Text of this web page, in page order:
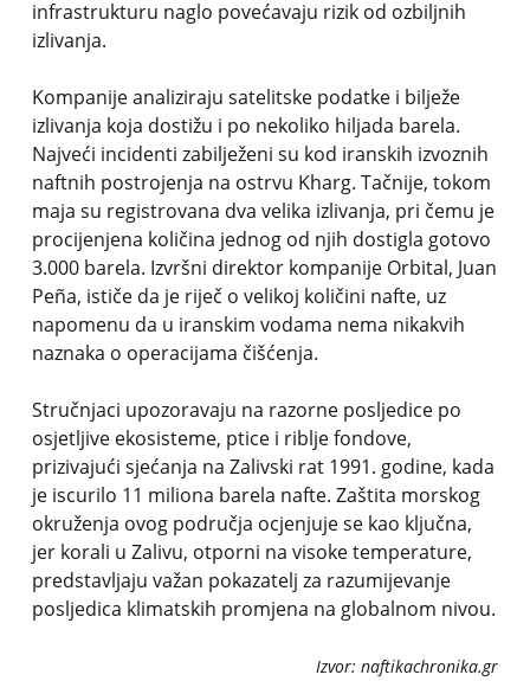
infrastrukturu naglo povećavaju rizik od ozbiljnih
izlivanja.
Kompanije analiziraju satelitske podatke i bilježe
izlivanja koja dostižu i po nekoliko hiljada barela.
Najveći incidenti zabilježeni su kod iranskih izvoznih
naftnih postrojenja na ostrvu Kharg. Tačnije, tokom
maja su registrovana dva velika izlivanja, pri čemu je
procijenjena količina jednog od njih dostigla gotovo
3.000 barela. Izvršni direktor kompanije Orbital, Juan
Peña, ističe da je riječ o velikoj količini nafte, uz
napomenu da u iranskim vodama nema nikakvih
naznaka o operacijama čišćenja.
Stručnjaci upozoravaju na razorne posljedice po
osjetljive ekosisteme, ptice i riblje fondove,
prizivajući sjećanja na Zalivski rat 1991. godine, kada
je iscurilo 11 miliona barela nafte. Zaštita morskog
okruženja ovog područja ocjenjuje se kao ključna,
jer korali u Zalivu, otporni na visoke temperature,
predstavljaju važan pokazatelj za razumijevanje
posljedica klimatskih promjena na globalnom nivou.
Izvor: naftikachronika.gr